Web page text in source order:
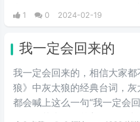
1 0 2024-02-19
我一定会回来的
我一定会回来的，相信大家
狼》中灰太狼的经典台词，
都会喊上这么一句“我一定会